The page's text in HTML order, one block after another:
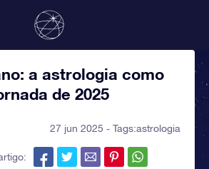
a astrologia como
de 2025
27 jun 2025 - Tags:astrologia